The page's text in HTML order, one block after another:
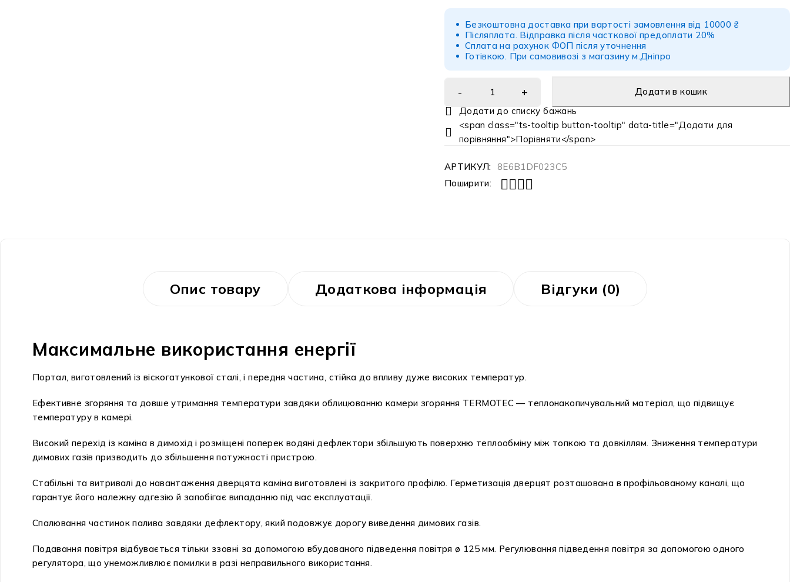
Безкоштовна доставка при вартості замовлення від 10000 ₴
Післяплата. Відправка після часткової предоплати 20%
Сплата на рахунок ФОП після уточнення
Готівкою. При самовивозі з магазину м.Дніпро
Додати в кошик
<span class="ts-tooltip button-tooltip" data-title="Додати для
порівняння">Порівняти</span>
АРТИКУЛ:
8E6B1DF023C5
Поширити:
Опис товару Додаткова інформація Відгуки (0)
Максимальне використання енергії
Портал, виготовлений із віскогатункової сталі, і передня частина, стійка до впливу дуже високих температур.
Ефективне згоряння та довше утримання температури завдяки облицюванню камери згоряння TERMOTEC — теплонакопичувальний матеріал, що підвищує
температуру в камері.
Високий перехід із каміна в димохід і розміщені поперек водяні дефлектори збільшують поверхню теплообміну між топкою та довкіллям. Зниження температури
димових газів призводить до збільшення потужності пристрою.
Стабільні та витривалі до навантаження дверцята каміна виготовлені із закритого профілю. Герметизація дверцят розташована в профільованому каналі, що
гарантує його належну адгезію й запобігає випаданню під час експлуатації.
Спалювання частинок палива завдяки дефлектору, який подовжує дорогу виведення димових газів.
Подавання повітря відбувається тільки ззовні за допомогою вбудованого підведення повітря ø 125 мм. Регулювання підведення повітря за допомогою одного
регулятора, що унеможливлює помилки в разі неправильного використання.